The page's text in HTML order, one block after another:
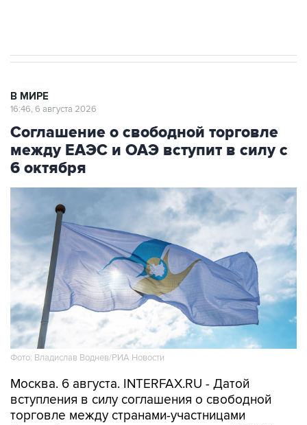
В МИРЕ
16:46, 6 августа 2026
Соглашение о свободной торговле
между ЕАЭС и ОАЭ вступит в силу с
6 октября
Фото: Владислав Воднев/РИА Новости
Москва. 6 августа. INTERFAX.RU - Датой
вступления в силу соглашения о свободной
торговле между странами-участницами